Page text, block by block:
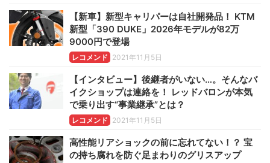
【新車】新型キャリパーは自社開発品！ KTM
新型「390 DUKE」2026年モデルが82万
9000円で登場
レコメンド 2021年11月5日
【インタビュー】後継者がいない…。そんなバ
イクショップは連絡を！ レッドバロンが本気
で乗り出す“事業継承”とは？
レコメンド 2021年11月5日
高性能リアショックの前に忘れてない！？ 宝
の持ち腐れを防ぐ足まわりのグリスアップ